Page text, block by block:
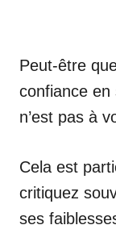
Peut-être
confiance en
n’est pas à
Cela est
critiquez
ses